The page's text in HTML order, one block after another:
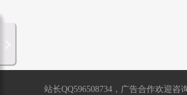
站长QQ596508734，广告合作欢迎